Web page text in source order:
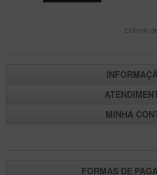
CACHIMBOS ARTESANAIS DE
Exibindo de
MINHA
FORMAS DE